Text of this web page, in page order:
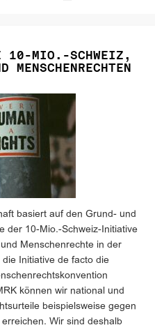
MIO.-SCHWEIZ,
basiert auf den Grund- und
der 10-Mio.-Schweiz-Initiative
Menschenrechte in der
Initiative de facto die
können wir national und
beispielsweise gegen
Wir sind deshalb